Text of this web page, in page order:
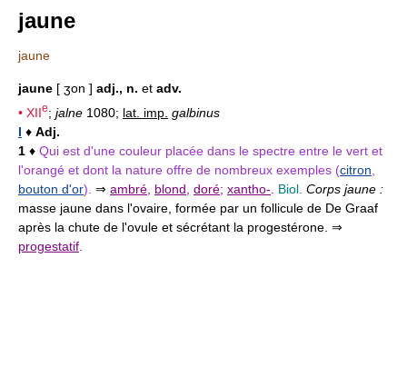
jaune
jaune
jaune [ ʒon ] adj., n. et adv.
• XIIe; jalne 1080; lat. imp. galbinus
I ♦ Adj.
1 ♦ Qui est d'une couleur placée dans le spectre entre le vert et
l'orangé et dont la nature offre de nombreux exemples (citron
bouton d'or). ⇒ ambré blond doré; xantho- Biol. Corps jaune :
masse jaune dans l'ovaire, formée par un follicule de De Graaf
après la chute de l'ovule et sécrétant la progestérone. ⇒
progestatif